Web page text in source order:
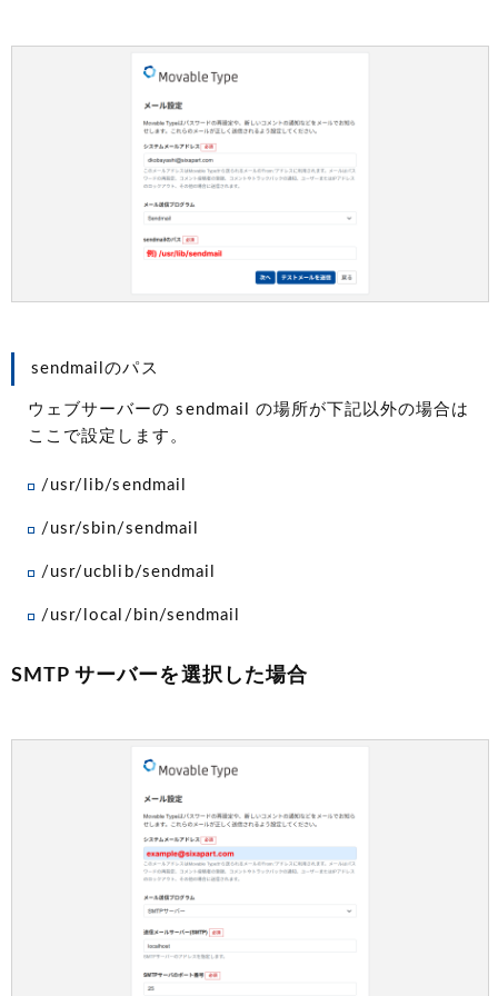
sendmailのパス
ウェブサーバーの sendmail の場所が下記以外の場合は
ここで設定します。
/usr/lib/sendmail
/usr/sbin/sendmail
/usr/ucblib/sendmail
/usr/local/bin/sendmail
SMTP サーバーを選択した場合